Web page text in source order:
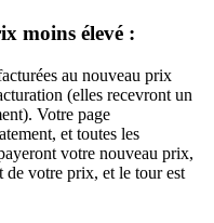
moins élevé :
au nouveau prix
(elles recevront un
Votre page
et toutes les
votre nouveau prix,
de votre prix, et le tour est